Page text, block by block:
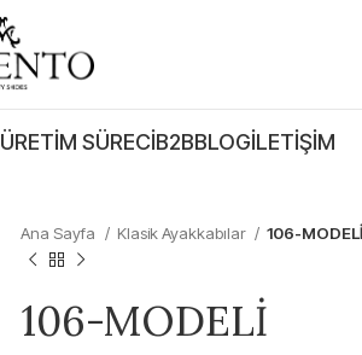
ÜRETIM SÜRECIB2BBLOGİLETIŞIM
Ana Sayfa Klasik Ayakkabılar 106-MODELİ
106-MODELİ